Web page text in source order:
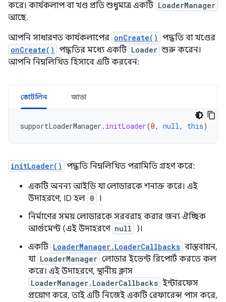
করে। কার্যকলাপ বা খণ্ড প্রতি শুধুমাত্র একটি LoaderManager
আছে.
আপনি সাধারণত কার্যকলাপের onCreate() পদ্ধতি বা খণ্ডের
onCreate() পদ্ধতির মধ্যে একটি Loader শুরু করেন।
আপনি নিম্নলিখিত হিসাবে এটি করবেন:
কোটলিন জাভা
supportLoaderManager . initLoader(0, null, this)
initLoader() পদ্ধতি নিম্নলিখিত পরামিতি গ্রহণ করে:
একটি অনন্য আইডি যা লোডারকে শনাক্ত করে। এই
উদাহরণে, ID হল 0
।
নির্মাণের সময় লোডারকে সরবরাহ করার জন্য ঐচ্ছিক
আর্গুমেন্ট (এই উদাহরণে null
)।
একটি LoaderManager.LoaderCallbacks বাস্তবায়ন,
যা LoaderManager লোডার ইভেন্ট রিপোর্ট করতে কল
করে। এই উদাহরণে, স্থানীয় ক্লাস
LoaderManager.LoaderCallbacks ইন্টারফেস
প্রয়োগ করে, তাই এটি নিজেই একটি রেফারেন্স পাস করে,